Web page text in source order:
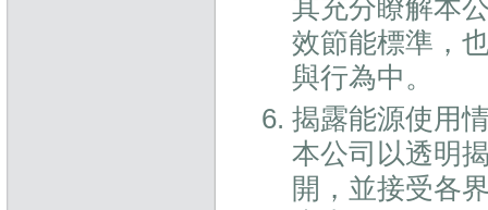
其充分瞭解本
效節能標準，
與行為中。
揭露能源使用
本公司以透明
開，並接受各